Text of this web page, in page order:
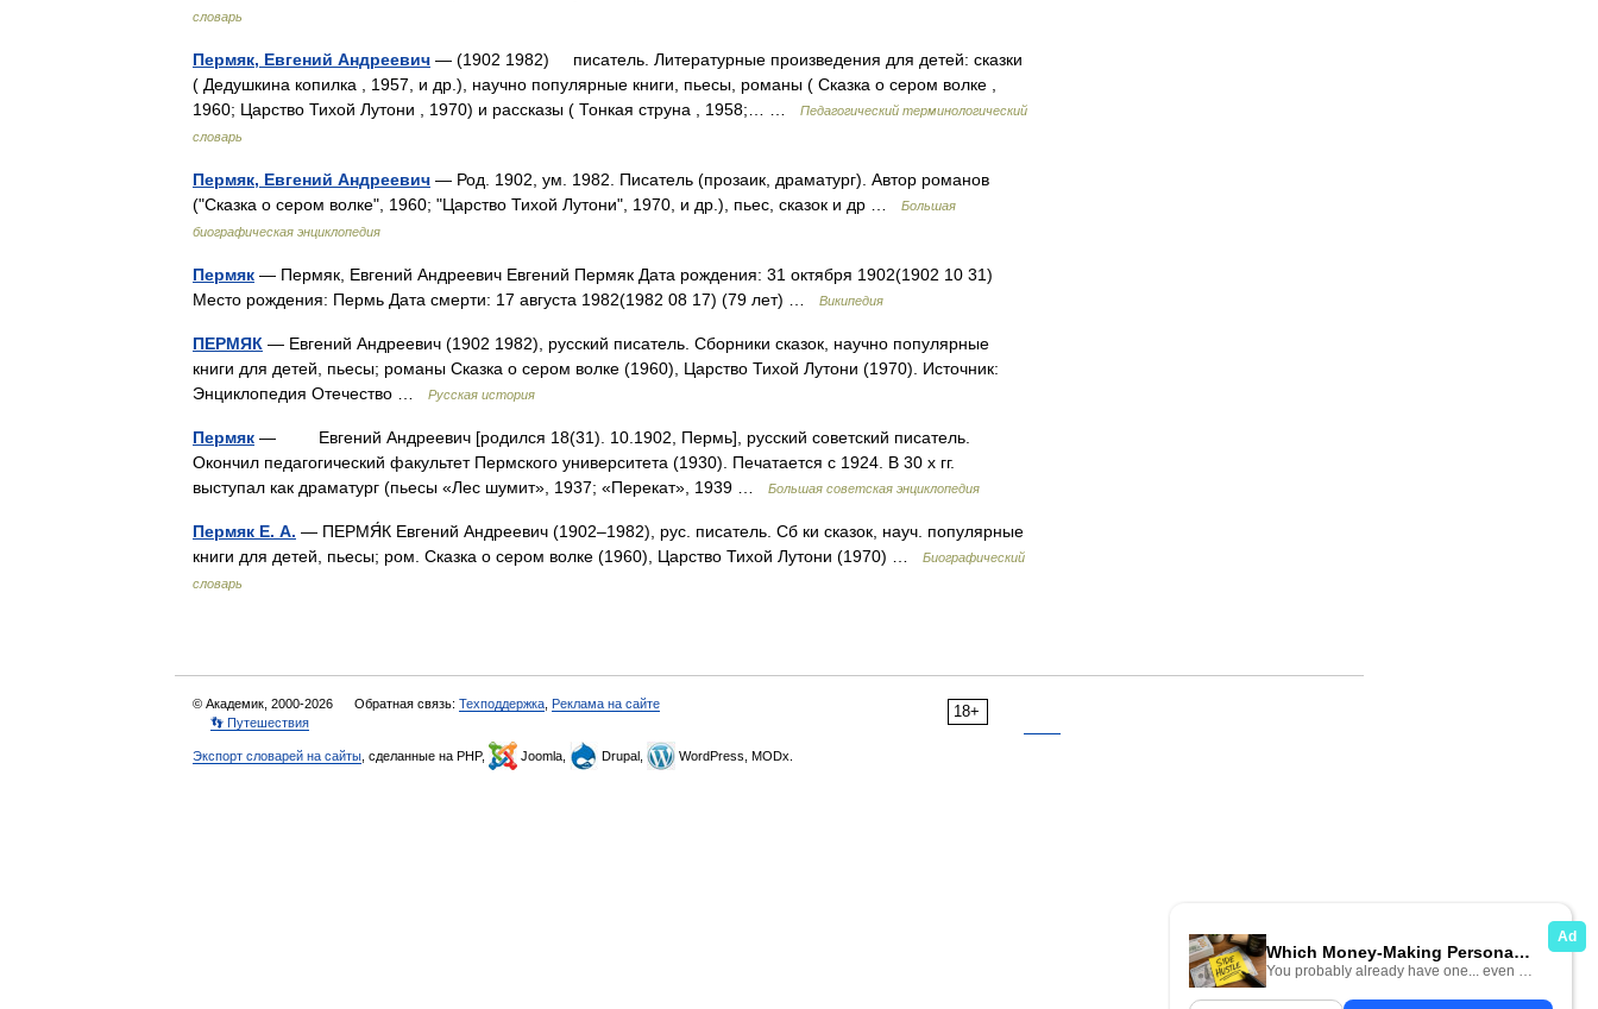
словарь
Пермяк, Евгений Андреевич — (1902 1982) писатель. Литературные произведения для детей: сказки
( Дедушкина копилка , 1957, и др.), научно популярные книги, пьесы, романы ( Сказка о сером волке ,
1960; Царство Тихой Лутони , 1970) и рассказы ( Тонкая струна , 1958;… …
Педагогический терминологический
словарь
Пермяк, Евгений Андреевич — Род. 1902, ум. 1982. Писатель (прозаик, драматург). Автор романов
("Сказка о сером волке", 1960; "Царство Тихой Лутони", 1970, и др.), пьес, сказок и др …
Большая
биографическая энциклопедия
Пермяк — Пермяк, Евгений Андреевич Евгений Пермяк Дата рождения: 31 октября 1902(1902 10 31)
Место рождения: Пермь Дата смерти: 17 августа 1982(1982 08 17) (79 лет) …
Википедия
ПЕРМЯК — Евгений Андреевич (1902 1982), русский писатель. Сборники сказок, научно популярные
книги для детей, пьесы; романы Сказка о сером волке (1960), Царство Тихой Лутони (1970). Источник:
Энциклопедия Отечество …
Русская история
Пермяк — Евгений Андреевич [родился 18(31). 10.1902, Пермь], русский советский писатель.
Окончил педагогический факультет Пермского университета (1930). Печатается с 1924. В 30 х гг.
выступал как драматург (пьесы «Лес шумит», 1937; «Перекат», 1939 …
Большая советская энциклопедия
Пермяк Е. А. — ПЕРМЯ́К Евгений Андреевич (1902–1982), рус. писатель. Сб ки сказок, науч. популярные
книги для детей, пьесы; ром. Сказка о сером волке (1960), Царство Тихой Лутони (1970) …
Биографический
словарь
18+
© Академик, 2000-2026 Обратная связь: Техподдержка Реклама на сайте
👣 Путешествия
Экспорт словарей на сайты , сделанные на PHP, Joomla, Drupal, WordPress, MODx.